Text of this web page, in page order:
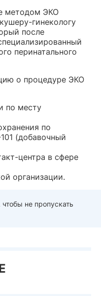
методом ЭКО
гинекологу
после
перинатального
о процедуре ЭКО
по месту
по
(добавочный
центра в сфере
организации.
чтобы не пропускать